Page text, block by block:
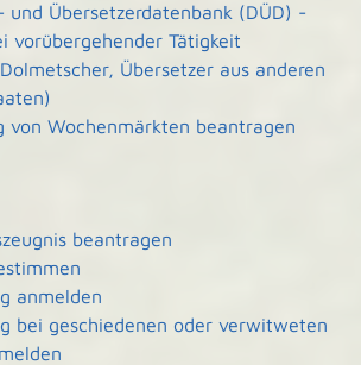
und Übersetzerdatenbank (DÜD) -
vorübergehender Tätigkeit
Übersetzer aus anderen
von Wochenmärkten beantragen
beantragen
anmelden
bei geschiedenen oder verwitweten